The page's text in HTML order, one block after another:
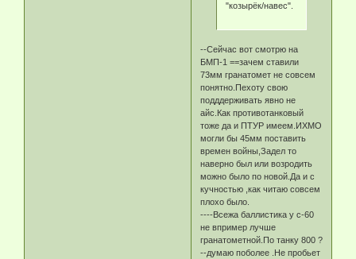
"козырёк/навес".
--Сейчас вот смотрю на
БМП-1 ==зачем ставили
73мм гранатомет не совсем
понятно.Пехоту свою
подддерживать явно не
айс.Как противотанковый
тоже да и ПТУР имеем.ИХМО
могли бы 45мм поставить
времен войны,Задел то
наверно был или возродить
можно было по новой.Да и с
кучностью ,как читаю совсем
плохо было.
----Всежа баллистика у с-60
не впример лучше
гранатометной.По танку 800 ?
--думаю поболее .Не пробьет